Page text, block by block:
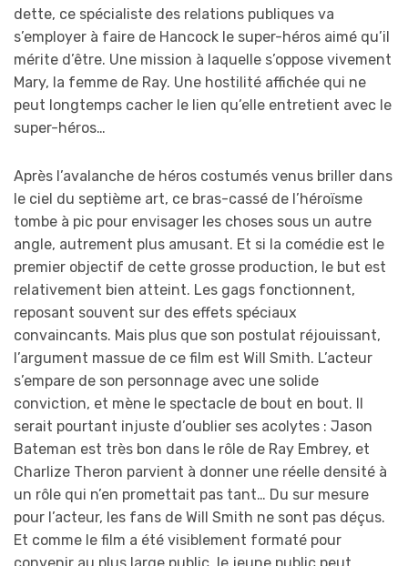
dette, ce spécialiste des relations publiques va
s’employer à faire de Hancock le super-héros aimé qu’il
mérite d’être. Une mission à laquelle s’oppose vivement
Mary, la femme de Ray. Une hostilité affichée qui ne
peut longtemps cacher le lien qu’elle entretient avec le
super-héros…
Après l’avalanche de héros costumés venus briller dans
le ciel du septième art, ce bras-cassé de l’héroïsme
tombe à pic pour envisager les choses sous un autre
angle, autrement plus amusant. Et si la comédie est le
premier objectif de cette grosse production, le but est
relativement bien atteint. Les gags fonctionnent,
reposant souvent sur des effets spéciaux
convaincants. Mais plus que son postulat réjouissant,
l’argument massue de ce film est Will Smith. L’acteur
s’empare de son personnage avec une solide
conviction, et mène le spectacle de bout en bout. Il
serait pourtant injuste d’oublier ses acolytes : Jason
Bateman est très bon dans le rôle de Ray Embrey, et
Charlize Theron parvient à donner une réelle densité à
un rôle qui n’en promettait pas tant… Du sur mesure
pour l’acteur, les fans de Will Smith ne sont pas déçus.
Et comme le film a été visiblement formaté pour
convenir au plus large public, le jeune public peut